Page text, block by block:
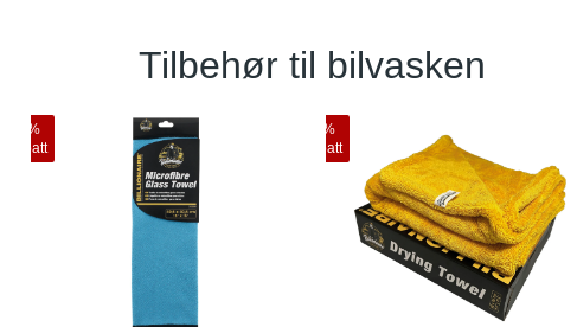
Tilbehør til bilvasken
%
rabatt
%
rabatt